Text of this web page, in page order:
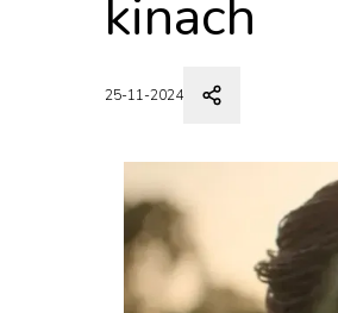
kinach
25-11-2024